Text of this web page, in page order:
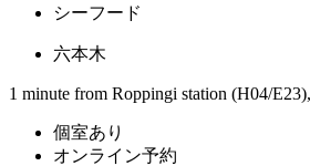
シーフード
六本木
1 minute from Roppingi station (H04/
個室あり
オンライン予約